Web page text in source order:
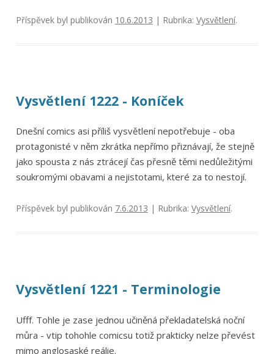
Příspěvek byl publikován 10.6.2013 | Rubrika: Vysvětlení.
Vysvětlení 1222 - Koníček
Dnešní comics asi příliš vysvětlení nepotřebuje - oba
protagonisté v něm zkrátka nepřímo přiznávají, že stejně
jako spousta z nás ztrácejí čas přesně těmi nedůležitými
soukromými obavami a nejistotami, které za to nestojí.
Příspěvek byl publikován 7.6.2013 | Rubrika: Vysvětlení.
Vysvětlení 1221 - Terminologie
Ufff. Tohle je zase jednou učiněná překladatelská noční
můra - vtip tohohle comicsu totiž prakticky nelze převést
mimo anglosaské reálie.